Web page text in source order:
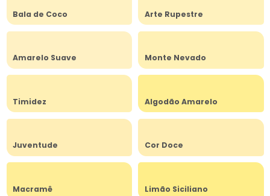
Bala de Coco Arte Rupestre
Amarelo Suave Monte Nevado
Timidez Algodão Amarelo
Juventude Cor Doce
Macramê Limão Siciliano